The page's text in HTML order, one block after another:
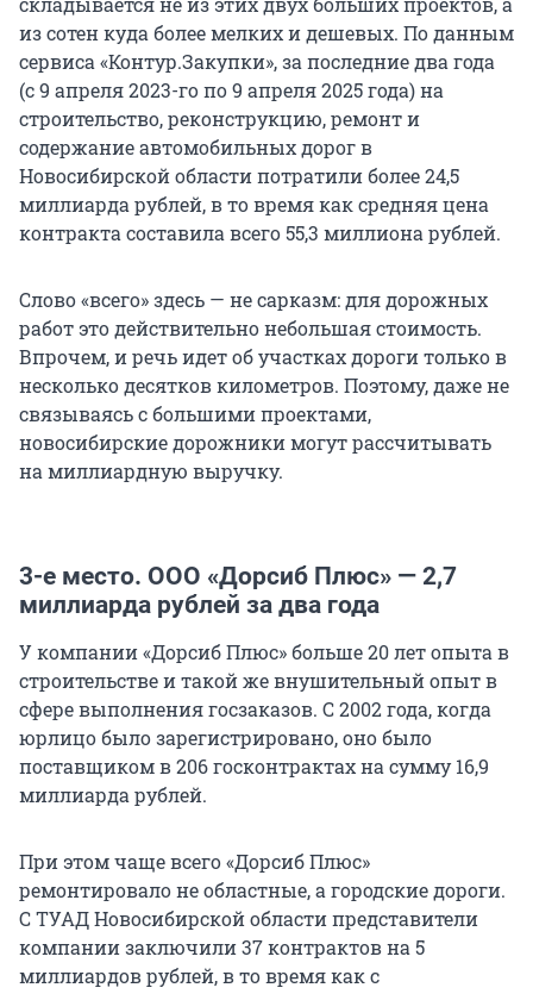
из сотен куда более мелких и дешевых. По данным
сервиса «Контур.Закупки», за последние два года
(с 9 апреля 2023-го по 9 апреля 2025 года) на
строительство, реконструкцию, ремонт и
содержание автомобильных дорог в
Новосибирской области потратили более 24,5
миллиарда рублей, в то время как средняя цена
контракта составила всего 55,3 миллиона рублей.
Слово «всего» здесь — не сарказм: для дорожных
работ это действительно небольшая стоимость.
Впрочем, и речь идет об участках дороги только в
несколько десятков километров. Поэтому, даже не
связываясь с большими проектами,
новосибирские дорожники могут рассчитывать
на миллиардную выручку.
3-е место. ООО «Дорсиб Плюс» — 2,7
миллиарда рублей за два года
У компании «Дорсиб Плюс» больше 20 лет опыта в
строительстве и такой же внушительный опыт в
сфере выполнения госзаказов. С 2002 года, когда
юрлицо было зарегистрировано, оно было
поставщиком в 206 госконтрактах на сумму 16,9
миллиарда рублей.
При этом чаще всего «Дорсиб Плюс»
ремонтировало не областные, а городские дороги.
С ТУАД Новосибирской области представители
компании заключили 37 контрактов на 5
миллиардов рублей, в то время как с